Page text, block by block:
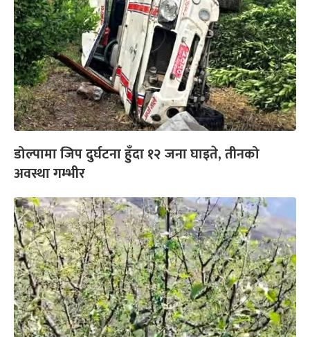
डोल्पामा जिप दुर्घटना हुँदा १२ जना घाइते, तीनको
अवस्था गम्भीर